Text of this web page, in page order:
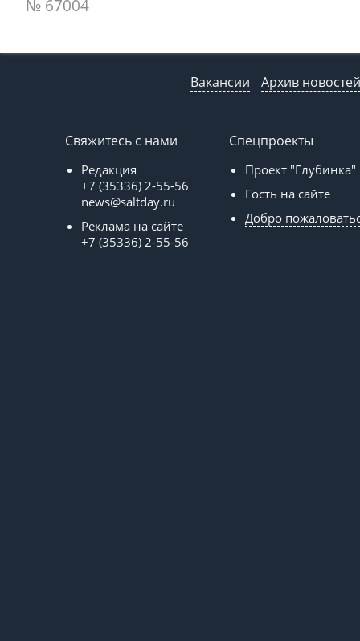
№ 67004
Вакансии Архив новостей
Свяжитесь с нами
Редакция
+7 (35336) 2-55-56
news@saltday.ru
Реклама на сайте
+7 (35336) 2-55-56
Спецпроекты
Проект "Глубинка"
Гость на сайте
Добро